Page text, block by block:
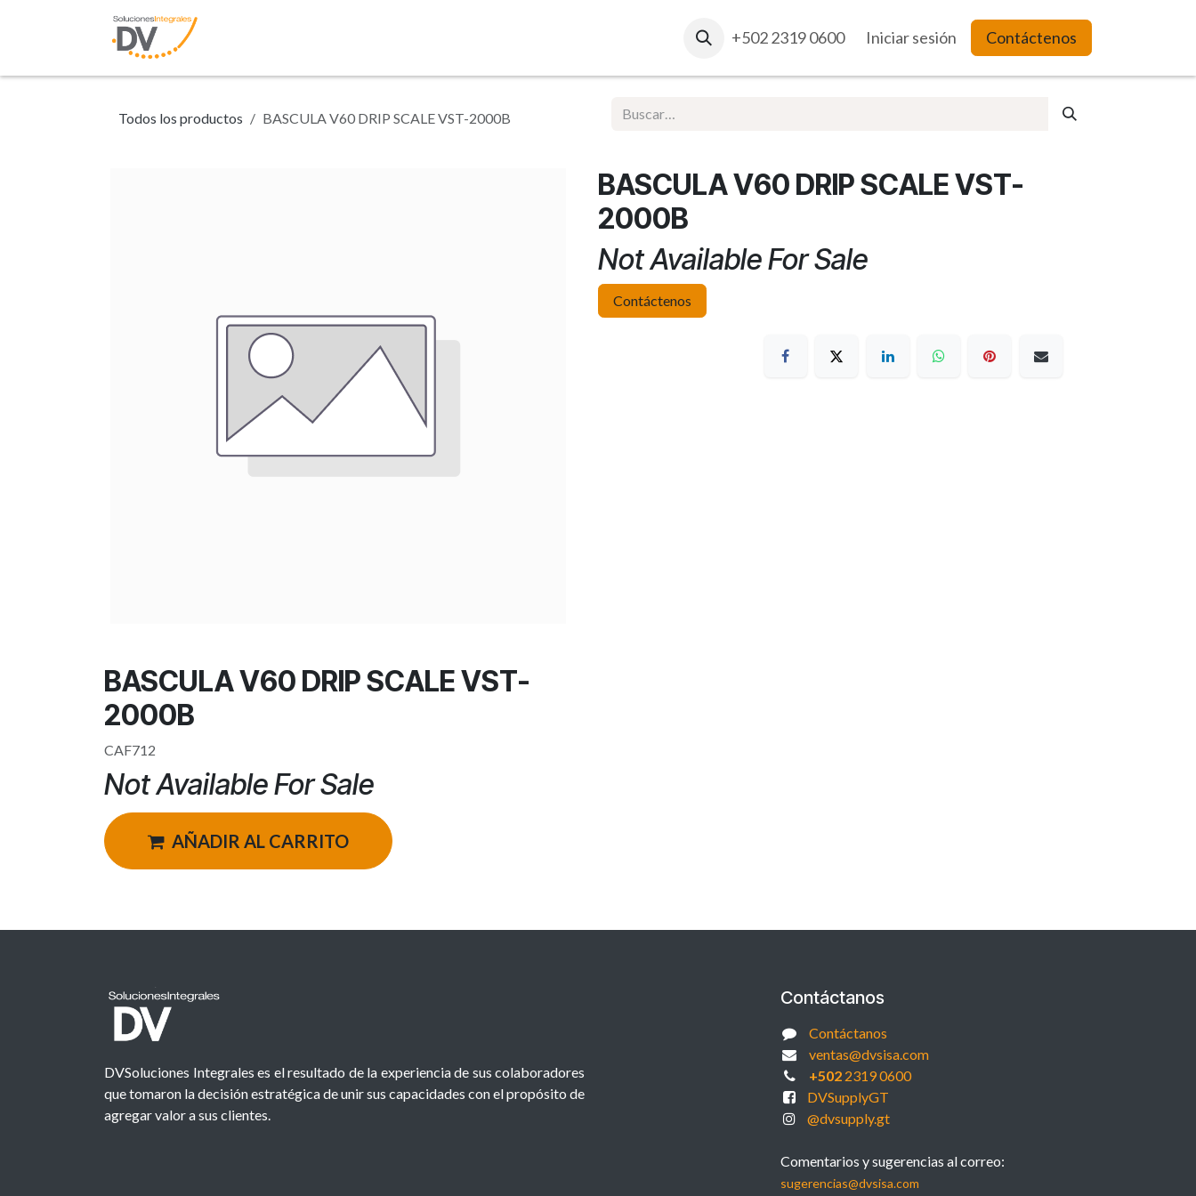
Ventas Corporativas Reportes Web
+502 2319 0600 Iniciar sesión Contáctenos
Todos los productos BASCULA V60 DRIP SCALE VST-2000B
BASCULA V60 DRIP SCALE VST-
2000B
Not Available For Sale
Contáctenos
BASCULA V60 DRIP SCALE VST-
2000B
CAF712
Not Available For Sale
AÑADIR AL CARRITO
DVSoluciones Integrales es el resultado de la experiencia de sus colaboradores
que tomaron la decisión estratégica de unir sus capacidades con el propósito de
agregar valor a sus clientes.
Contáctanos
Contáctanos
ventas@dvsisa.com
+5022319 0600
DVSupplyGT
@dvsupply.gt
Comentarios y sugerencias al correo:
sugerencias@dvsisa.com